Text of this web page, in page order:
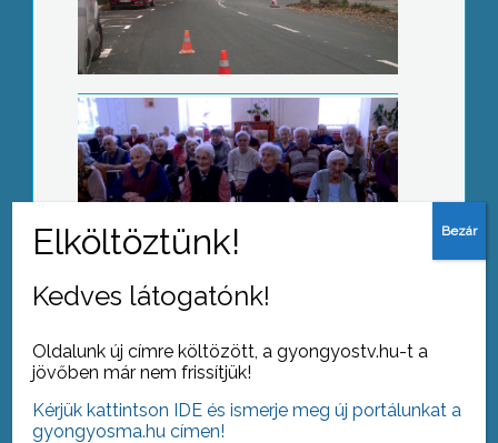
Az önkormányzat segítségét kéri a
Gyöngyösi Roma Nemzetiségi
Nem kell nyelvvizsga a diplomához
Kedves látogatónk!
Oldalunk új címre költözött, a gyongyostv.hu-t a
jövőben már nem frissítjük!
Kérjük kattintson IDE és ismerje meg új portálunkat a
gyongyosma.hu címen!